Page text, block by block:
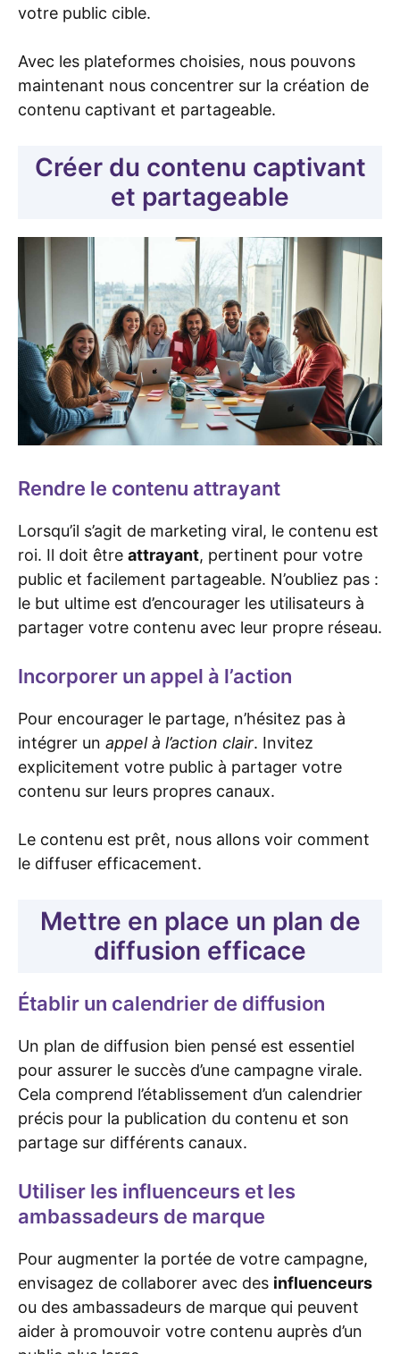
votre public cible.
Avec les plateformes choisies, nous pouvons
maintenant nous concentrer sur la création de
contenu captivant et partageable.
Créer du contenu captivant
et partageable
Rendre le contenu attrayant
Lorsqu’il s’agit de marketing viral, le contenu est
roi. Il doit être attrayant, pertinent pour votre
public et facilement partageable. N’oubliez pas :
le but ultime est d’encourager les utilisateurs à
partager votre contenu avec leur propre réseau.
Incorporer un appel à l’action
Pour encourager le partage, n’hésitez pas à
intégrer un appel à l’action clair. Invitez
explicitement votre public à partager votre
contenu sur leurs propres canaux.
Le contenu est prêt, nous allons voir comment
le diffuser efficacement.
Mettre en place un plan de
diffusion efficace
Établir un calendrier de diffusion
Un plan de diffusion bien pensé est essentiel
pour assurer le succès d’une campagne virale.
Cela comprend l’établissement d’un calendrier
précis pour la publication du contenu et son
partage sur différents canaux.
Utiliser les influenceurs et les
ambassadeurs de marque
Pour augmenter la portée de votre campagne,
envisagez de collaborer avec des influenceurs
ou des ambassadeurs de marque qui peuvent
aider à promouvoir votre contenu auprès d’un